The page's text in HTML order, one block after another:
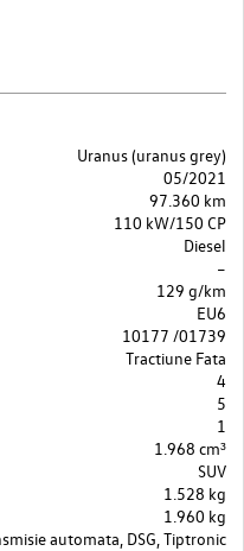
Uranus (uranus grey)
05/2021
97.360 km
110 kW/150 CP
Diesel
–
129 g/km
EU6
10177 /01739
Tractiune Fata
4
5
1
1.968 cm³
SUV
1.528 kg
1.960 kg
automata, DSG, Tiptronic